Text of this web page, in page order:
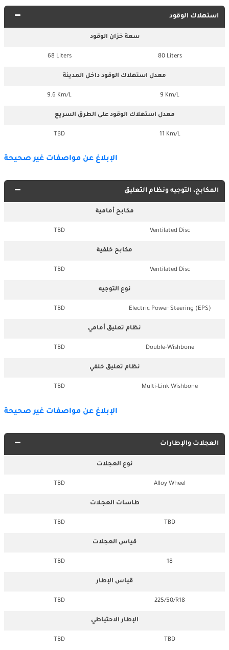
استهلاك الوقود
سعة خزان الوقود
80 Liters
68 Liters
معدل استهلاك الوقود داخل المدينة
9 Km/L
9.6 Km/L
معدل استهلاك الوقود على الطرق السريع
11 Km/L
TBD
الإبلاغ عن مواصفات غير صحيحة
المكابح، التوجيه ونظام التعليق
مكابح أمامية
Ventilated Disc
TBD
مكابح خلفية
Ventilated Disc
TBD
نوع التوجيه
Electric Power Steering (EPS)
TBD
نظام تعليق أمامي
Double-Wishbone
TBD
نظام تعليق خلفي
Multi-Link Wishbone
TBD
الإبلاغ عن مواصفات غير صحيحة
العجلات والإطارات
نوع العجلات
Alloy Wheel
TBD
طاسات العجلات
TBD
TBD
قياس العجلات
18
TBD
قياس الإطار
225/50/R18
TBD
الإطار الاحتياطي
TBD
TBD